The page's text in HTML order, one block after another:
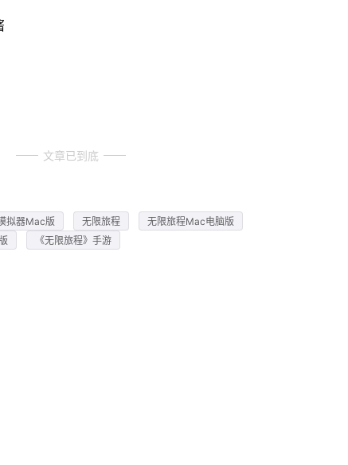
文章已到底
拟器Mac版 无限旅程
无限旅程Mac电脑版
《无限旅程》手游